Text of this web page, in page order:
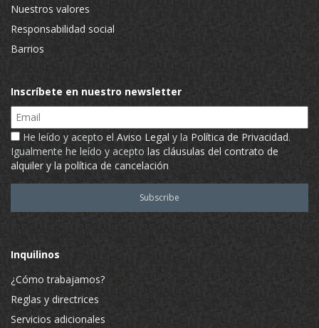
Nuestros valores
Responsabilidad social
Barrios
Inscríbete en nuestro newsletter
Email
He leído y acepto el Aviso Legal y la Política de Privacidad.
Igualmente he leído y acepto las cláusulas del contrato de
alquiler y la política de cancelación
Inquilinos
¿Cómo trabajamos?
Reglas y directrices
Servicios adicionales